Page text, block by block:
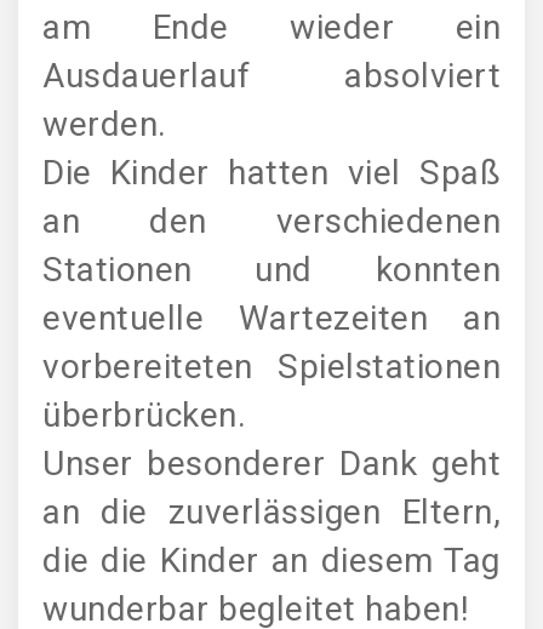
am Ende wieder ein
Ausdauerlauf absolviert
werden.
Die Kinder hatten viel Spaß
an den verschiedenen
Stationen und konnten
eventuelle Wartezeiten an
vorbereiteten Spielstationen
überbrücken.
Unser besonderer Dank geht
an die zuverlässigen Eltern,
die die Kinder an diesem Tag
wunderbar begleitet haben!